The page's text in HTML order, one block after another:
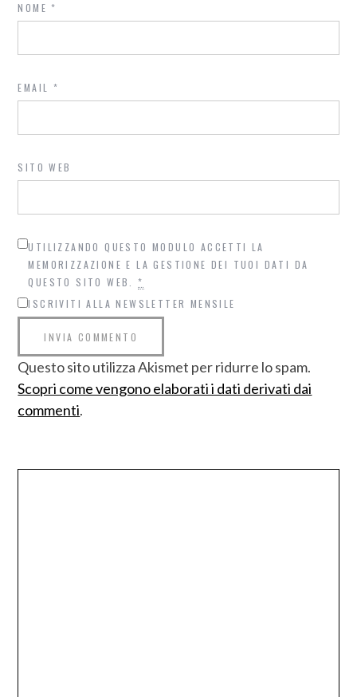
NOME*
EMAIL *
SITO WEB
UTILIZZANDO QUESTO MODULO ACCETTI LA
MEMORIZZAZIONE E LA GESTIONE DEI TUOI DATI DA
QUESTO SITO WEB.*
ISCRIVITI ALLA NEWSLETTER MENSILE
Questo sito utilizza Akismet per ridurre lo spam.
Scopri come vengono elaborati i dati derivati dai
commenti.